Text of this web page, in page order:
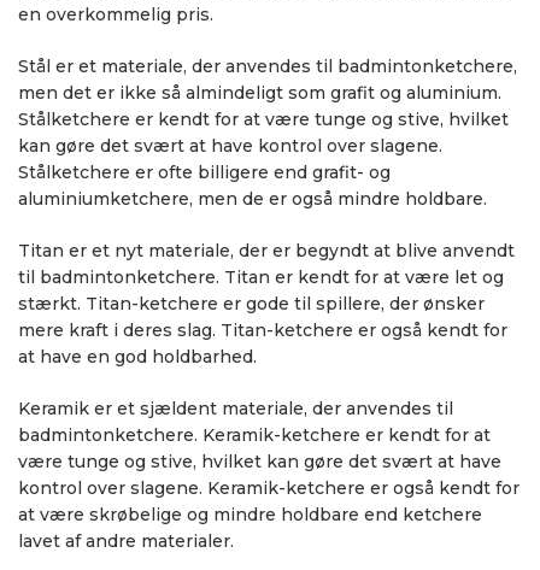
en overkommelig pris.
Stål er et materiale, der anvendes til badmintonketchere,
men det er ikke så almindeligt som grafit og aluminium.
Stålketchere er kendt for at være tunge og stive, hvilket
kan gøre det svært at have kontrol over slagene.
Stålketchere er ofte billigere end grafit- og
aluminiumketchere, men de er også mindre holdbare.
Titan er et nyt materiale, der er begyndt at blive anvendt
til badmintonketchere. Titan er kendt for at være let og
stærkt. Titan-ketchere er gode til spillere, der ønsker
mere kraft i deres slag. Titan-ketchere er også kendt for
at have en god holdbarhed.
Keramik er et sjældent materiale, der anvendes til
badmintonketchere. Keramik-ketchere er kendt for at
være tunge og stive, hvilket kan gøre det svært at have
kontrol over slagene. Keramik-ketchere er også kendt for
at være skrøbelige og mindre holdbare end ketchere
lavet af andre materialer.